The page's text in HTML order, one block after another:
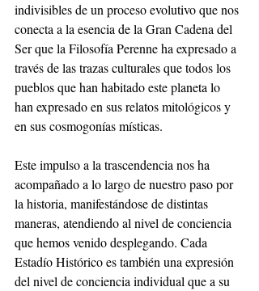
indivisibles de un proceso evolutivo que nos
conecta a la esencia de la Gran Cadena del
Ser que la Filosofía Perenne ha expresado a
través de las trazas culturales que todos los
pueblos que han habitado este planeta lo
han expresado en sus relatos mitológicos y
en sus cosmogonías místicas.
Este impulso a la trascendencia nos ha
acompañado a lo largo de nuestro paso por
la historia, manifestándose de distintas
maneras, atendiendo al nivel de conciencia
que hemos venido desplegando. Cada
Estadío Histórico es también una expresión
del nivel de conciencia individual que a su